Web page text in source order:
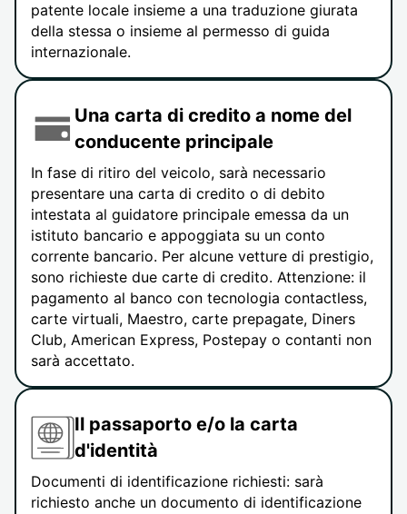
patente locale insieme a una traduzione giurata
della stessa o insieme al permesso di guida
internazionale.
Una carta di credito a nome del
conducente principale
In fase di ritiro del veicolo, sarà necessario
presentare una carta di credito o di debito
intestata al guidatore principale emessa da un
istituto bancario e appoggiata su un conto
corrente bancario. Per alcune vetture di prestigio,
sono richieste due carte di credito. Attenzione: il
pagamento al banco con tecnologia contactless,
carte virtuali, Maestro, carte prepagate, Diners
Club, American Express, Postepay o contanti non
sarà accettato.
Il passaporto e/o la carta
d'identità
Documenti di identificazione richiesti: sarà
richiesto anche un documento di identificazione